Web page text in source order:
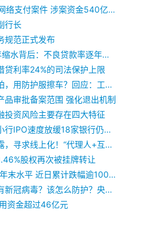
公安部破获15起重大非法网络支付案件 涉案资金540亿余元
行长
规范正式发布
烟台农商行净利润连续4年缩水背后：不良贷款率逐年攀升，拨备覆盖率滑落至76.70%
贷利率24%的司法保护上限
汉口银行人员穿防护服摆拍，用防护服擦车？回应：工作交接时合影
品审批备案范围 强化退出机制
投资风险主要存在四大特征
厦门银行IPO上会在即 中小行IPO速度放缓18家银行仍在排队
突发疫情下保险业短板暴露，寻求线上化！“代理人+互联网”能否擦出火花？
股权再次被挂牌转让
离岸人民币一度跌回2019年末水平 近日累计跌幅逾1000点
担心别人用过的这张钞票有新冠病毒？该怎么防护？央行成都分行制发了这个防护手册，全国首个！请收好
资金超过46亿元